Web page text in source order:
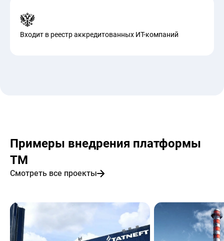
Входит в реестр аккредитованных ИТ-компаний
Примеры внедрения платформы
ТМ
Смотреть все проекты